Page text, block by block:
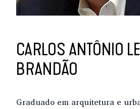
CARLOS ANTÔNIO
BRANDÃO
Graduado em arquitetura e